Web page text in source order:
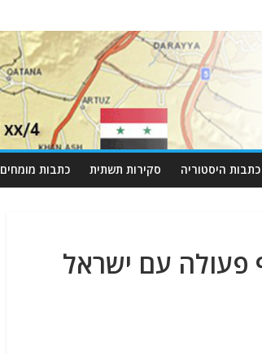
כתבות היסטוריה סקירות תשתית כתבות מומחים
פעולה עם ישראל